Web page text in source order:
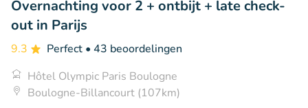
Overnachting voor 2 + ontbijt + late check-
out in Parijs
9.3 Perfect • 43 beoordelingen
Hôtel Olympic Paris Boulogne
Boulogne-Billancourt (107km)